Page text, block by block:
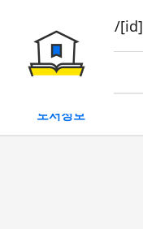
book/rent/[id]
대여
도서정보